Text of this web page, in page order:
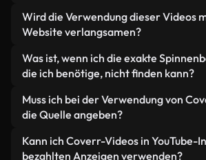
Beides. Es handelt sich um eine
aus realen, von Menschen
generierten Videos. Jedes Video
beschriftet, sodass Sie immer
verwenden.
Wird die Verwendung dieser Videos
Website verlangsamen?
Nicht, wenn Sie unsere optimierten
wählen. Wir bieten schlanke,
wurden – so bleibt die Qualität
gleichzeitig die Ladezeiten
Kennzahlen wie LCP verbessert
Was ist, wenn ich die exakte
die ich benötige, nicht finden kann?
Mit Coverr AI Studio erstellen Sie
Handumdrehen ein solches Video.
Sonnenuntergang" – und das
Muss ich bei der Verwendung von
die Quelle angeben?
Eine Namensnennung ist nicht
Videos in unserer Stockbibliothek
Kann ich Coverr-Videos in YouTube-
bezahlten Anzeigen verwenden?